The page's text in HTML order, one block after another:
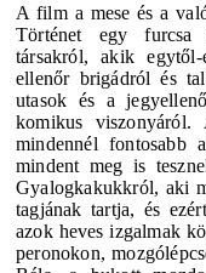
A film a mese és a
Történet egy furcsa
társakról, akik
ellenőr brigádról és
utasok és a
komikus viszonyáról.
mindennél fontosabb
mindent meg is
Gyalogkakukkról, aki
tagjának tartja, és
azok heves izgalmak
peronokon,